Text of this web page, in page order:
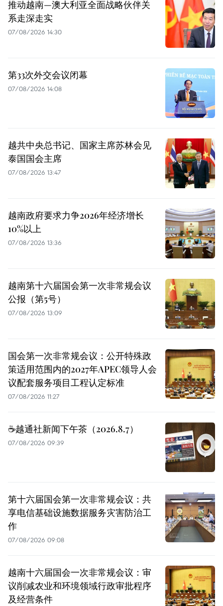
推动越南—澳大利亚全面战略伙伴关
系走深走实
07/08/2026 14:30
第33次外交会议闭幕
07/08/2026 14:08
越共中央总书记、国家主席苏林会见
泰国国会主席
07/08/2026 13:47
越南政府要求力争2026年经济增长
10%以上
07/08/2026 13:36
越南第十六届国会第一次非常规会议
公报（第5号）
07/08/2026 13:09
国会第一次非常规会议：公开特殊政
策适用范围内的2027年APEC领导人会
议配套服务项目工程认定标准
07/08/2026 11:27
☕️越通社新闻下午茶（2026.8.7）
07/08/2026 09:39
第十六届国会第一次非常规会议：共
享电信基础设施数据服务灾害防治工
作
07/08/2026 09:08
越南十六届国会一次非常规会议：审
议削减农业和环境领域行政审批程序
及经营条件